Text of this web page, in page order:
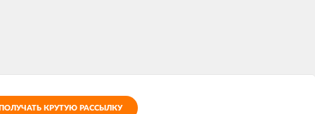
ПОЛУЧАТЬ КРУТУЮ РАССЫЛКУ